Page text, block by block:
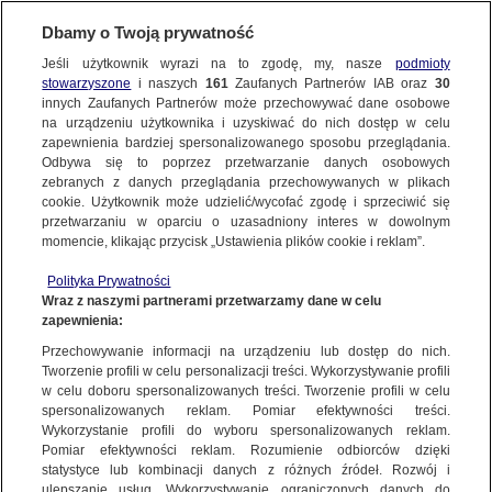
ŚWIAT
Kardynał Krajewski w Iziumie. Modlił się
w miejscu zbiorowych mogił
20.09.2022, 05:45
Dbamy o Twoją prywatność
Jeśli użytkownik wyrazi na to zgodę, my, nasze podmioty
stowarzyszone i naszych 161Zaufanych Partnerów IAB oraz 30
innych Zaufanych Partnerów może przechowywać dane osobowe
na urządzeniu użytkownika i uzyskiwać do nich dostęp w celu
zapewnienia bardziej spersonalizowanego sposobu przeglądania.
Odbywa się to poprzez przetwarzanie danych osobowych
zebranych z danych przeglądania przechowywanych w plikach
cookie. Użytkownik może udzielić/wycofać zgodę i sprzeciwić się
przetwarzaniu w oparciu o uzasadniony interes w dowolnym
momencie, klikając przycisk „Ustawienia plików cookie i reklam”.
Polityka Prywatności
Wraz z naszymi partnerami przetwarzamy dane w celu
zapewnienia:
Przechowywanie informacji na urządzeniu lub dostęp do nich.
Tworzenie profili w celu personalizacji treści. Wykorzystywanie profili
w celu doboru spersonalizowanych treści. Tworzenie profili w celu
spersonalizowanych reklam. Pomiar efektywności treści.
Wykorzystanie profili do wyboru spersonalizowanych reklam.
Pomiar efektywności reklam. Rozumienie odbiorców dzięki
statystyce lub kombinacji danych z różnych źródeł. Rozwój i